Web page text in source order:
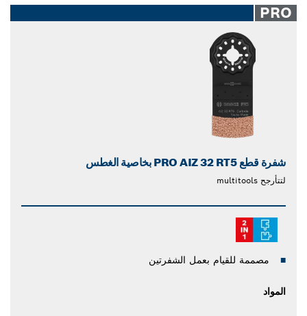
PRO
شفرة قطع PRO AIZ 32 RT5 بخاصية الغطس
لتتأرجح multitools
مصممة للقيام بعمل الشفرتين
المواد